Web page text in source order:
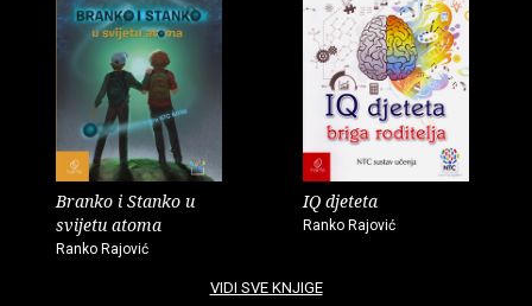
Branko i Stanko u
svijetu atoma
Ranko Rajović
IQ djeteta
Ranko Rajović
VIDI SVE KNJIGE